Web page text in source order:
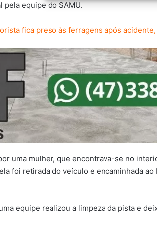
pela equipe do SAMU.
fica preso às ferragens após
uma mulher, que encontrava-se no
foi retirada do veículo e encaminhada
equipe realizou a limpeza da pista e